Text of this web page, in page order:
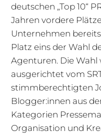
deutschen „Top 10“
Jahren vordere
Unternehmen
Platz eins derWahl
Agenturen. Die Wahl
ausgerichtet vom
stimmberechtigten
Blogger:innen aus
Kategorien
Organisation und